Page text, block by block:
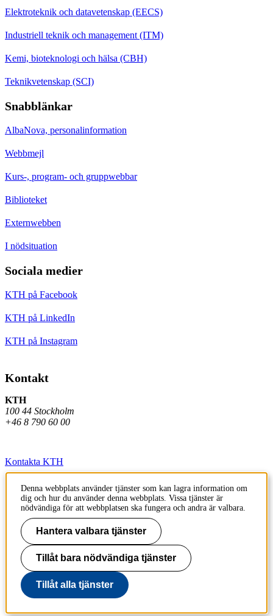
Elektroteknik och datavetenskap (EECS)
Industriell teknik och management (ITM)
Kemi, bioteknologi och hälsa (CBH)
Teknikvetenskap (SCI)
Snabblänkar
AlbaNova, personalinformation
Webbmejl
Kurs-, program- och gruppwebbar
Biblioteket
Externwebben
I nödsituation
Sociala medier
KTH på Facebook
KTH på LinkedIn
KTH på Instagram
Kontakt
KTH
100 44 Stockholm
+46 8 790 60 00
Kontakta KTH
Jobba på KTH
Press och media
Faktura och betalning KTH
Om KTH:s webbplatser
Tillgänglighetsredogörelse
Denna webbplats använder tjänster som kan lagra information om
dig och hur du använder denna webbplats. Vissa tjänster är
nödvändiga för att webbplatsen ska fungera och andra är valbara.
Hantera valbara tjänster
Tillåt bara nödvändiga tjänster
Tillåt alla tjänster